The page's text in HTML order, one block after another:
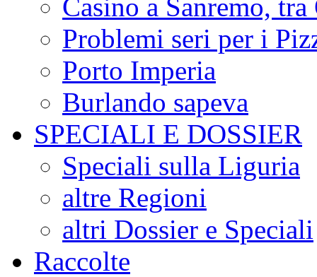
Casino a Sanremo,
Problemi seri per i
Porto Imperia
Burlando sapeva
SPECIALI E DOSSIER
Speciali sulla Liguria
altre Regioni
altri Dossier e Speciali
Raccolte